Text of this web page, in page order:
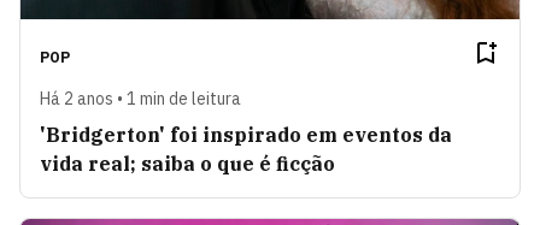
POP
Há 2 anos • 1 min de leitura
'Bridgerton' foi inspirado em eventos da
vida real; saiba o que é ficção